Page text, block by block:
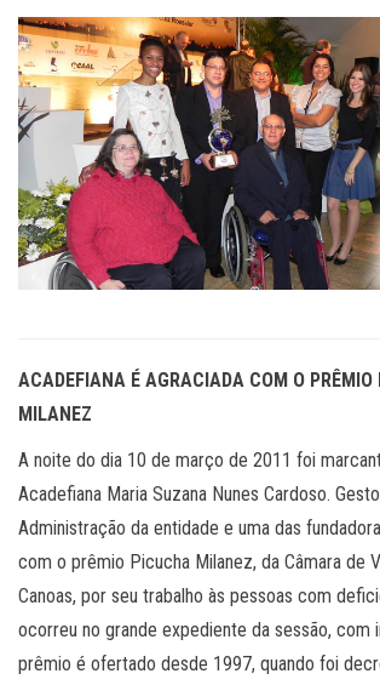
ACADEFIANA É AGRACIADA COM O PRÊMIO
MILANEZ
A noite do dia 10 de março de 2011 foi
Acadefiana Maria Suzana Nunes Cardoso.
Administração da entidade e uma das
com o prêmio Picucha Milanez, da Câmara de
Canoas, por seu trabalho às pessoas com
ocorreu no grande expediente da sessão, com
prêmio é ofertado desde 1997, quando foi